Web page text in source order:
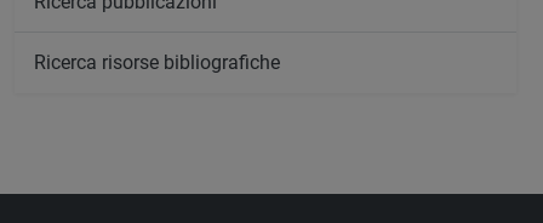
Ricerca risorse bibliografiche